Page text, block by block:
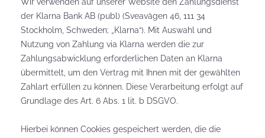
der Klarna Bank AB (publ) (Sveavägen 46, 111 34
Stockholm, Schweden; „Klarna“). Mit Auswahl und
Nutzung von Zahlung via Klarna werden die zur
Zahlungsabwicklung erforderlichen Daten an Klarna
übermittelt, um den Vertrag mit Ihnen mit der gewählten
Zahlart erfüllen zu können. Diese Verarbeitung erfolgt auf
Grundlage des Art. 6 Abs. 1 lit. b DSGVO.
Hierbei können Cookies gespeichert werden, die die